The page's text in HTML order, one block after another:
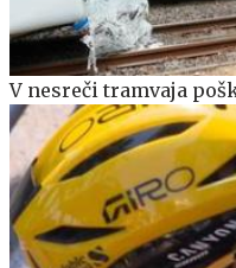
V nesreči tramvaja